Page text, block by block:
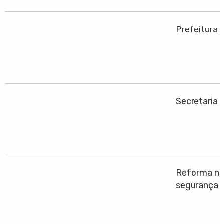
Prefeitura
Secretaria
Reforma
segurança